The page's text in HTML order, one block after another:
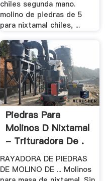
chiles segunda mano.
molino de piedras de 5
para nixtamal chiles, ...
Piedras Para
Molinos D Nixtamal
- Trituradora De .
RAYADORA DE PIEDRAS
DE MOLINO DE ... Molinos